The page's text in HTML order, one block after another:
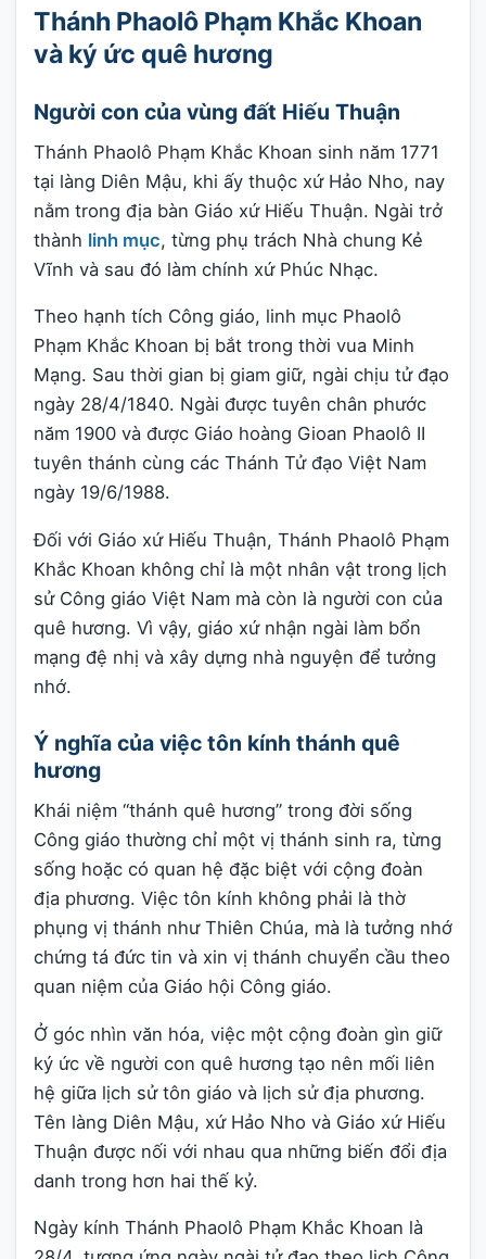
Thánh Phaolô Phạm Khắc Khoan
và ký ức quê hương
Người con của vùng đất Hiếu Thuận
Thánh Phaolô Phạm Khắc Khoan sinh năm 1771
tại làng Diên Mậu, khi ấy thuộc xứ Hảo Nho, nay
nằm trong địa bàn Giáo xứ Hiếu Thuận. Ngài trở
thành linh mục, từng phụ trách Nhà chung Kẻ
Vĩnh và sau đó làm chính xứ Phúc Nhạc.
Theo hạnh tích Công giáo, linh mục Phaolô
Phạm Khắc Khoan bị bắt trong thời vua Minh
Mạng. Sau thời gian bị giam giữ, ngài chịu tử đạo
ngày 28/4/1840. Ngài được tuyên chân phước
năm 1900 và được Giáo hoàng Gioan Phaolô II
tuyên thánh cùng các Thánh Tử đạo Việt Nam
ngày 19/6/1988.
Đối với Giáo xứ Hiếu Thuận, Thánh Phaolô Phạm
Khắc Khoan không chỉ là một nhân vật trong lịch
sử Công giáo Việt Nam mà còn là người con của
quê hương. Vì vậy, giáo xứ nhận ngài làm bổn
mạng đệ nhị và xây dựng nhà nguyện để tưởng
nhớ.
Ý nghĩa của việc tôn kính thánh quê
hương
Khái niệm “thánh quê hương” trong đời sống
Công giáo thường chỉ một vị thánh sinh ra, từng
sống hoặc có quan hệ đặc biệt với cộng đoàn
địa phương. Việc tôn kính không phải là thờ
phụng vị thánh như Thiên Chúa, mà là tưởng nhớ
chứng tá đức tin và xin vị thánh chuyển cầu theo
quan niệm của Giáo hội Công giáo.
Ở góc nhìn văn hóa, việc một cộng đoàn gìn giữ
ký ức về người con quê hương tạo nên mối liên
hệ giữa lịch sử tôn giáo và lịch sử địa phương.
Tên làng Diên Mậu, xứ Hảo Nho và Giáo xứ Hiếu
Thuận được nối với nhau qua những biến đổi địa
danh trong hơn hai thế kỷ.
Ngày kính Thánh Phaolô Phạm Khắc Khoan là